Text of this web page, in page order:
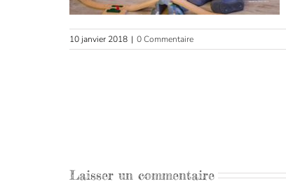
10 janvier 2018 | 0 Commentaire
Laisser un commentaire